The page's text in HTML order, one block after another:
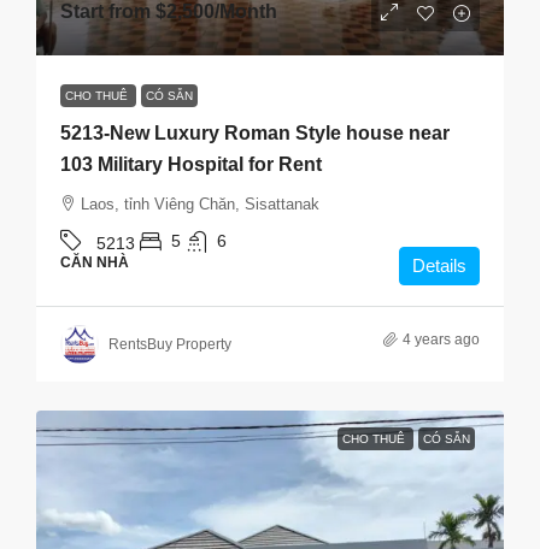
Start from $2,500/Month
CHO THUÊ CÓ SẴN
5213-New Luxury Roman Style house near
103 Military Hospital for Rent
Laos, tỉnh Viêng Chăn, Sisattanak
5213 5 6
CĂN NHÀ Details
RentsBuy Property 4 years ago
CHO THUÊ CÓ SẴN